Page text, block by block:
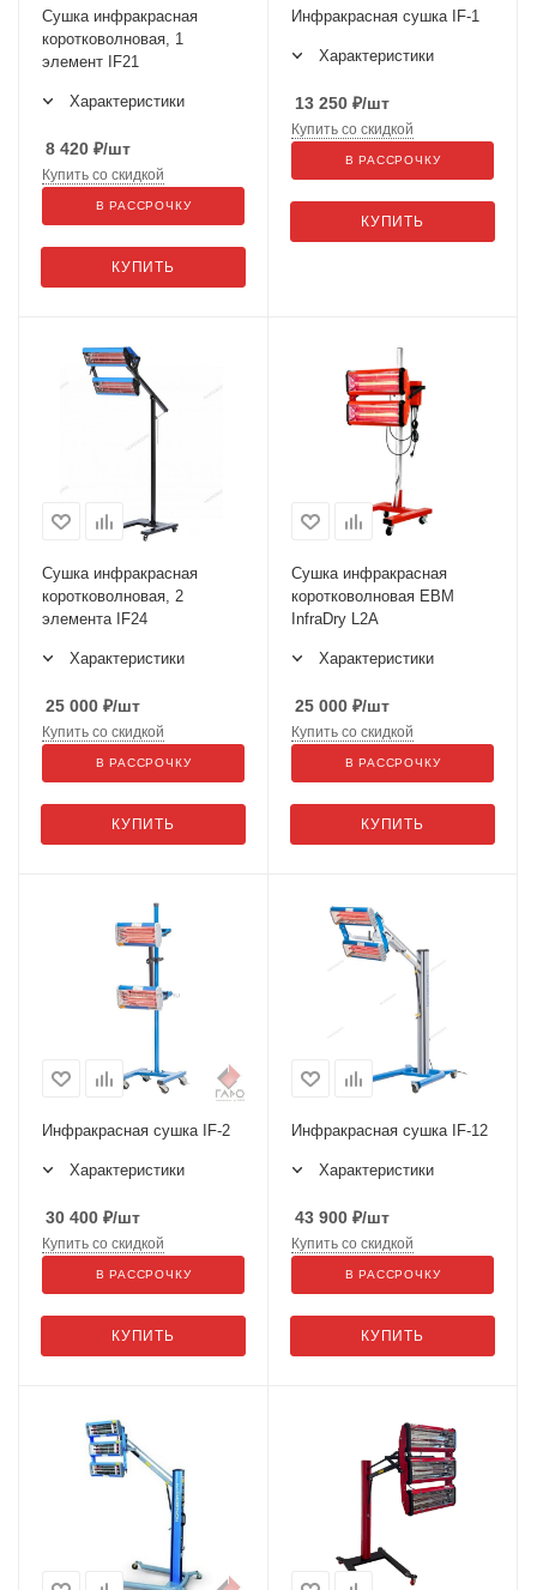
Сушка инфракрасная
коротковолновая, 1
элемент IF21
Характеристики
8 420 ₽/шт
КУПИТЬ
Купить со скидкой
В РАССРОЧКУ
Инфракрасная сушка IF-1
Характеристики
13 250 ₽/шт
КУПИТЬ
Купить со скидкой
В РАССРОЧКУ
Сушка инфракрасная
коротковолновая, 2
элемента IF24
Характеристики
25 000 ₽/шт
КУПИТЬ
Купить со скидкой
В РАССРОЧКУ
Сушка инфракрасная
коротковолновая ЕВМ
InfraDry L2A
Характеристики
25 000 ₽/шт
КУПИТЬ
Купить со скидкой
В РАССРОЧКУ
Инфракрасная сушка IF-2
Характеристики
30 400 ₽/шт
КУПИТЬ
Купить со скидкой
В РАССРОЧКУ
Инфракрасная сушка IF-12
Характеристики
43 900 ₽/шт
КУПИТЬ
Купить со скидкой
В РАССРОЧКУ